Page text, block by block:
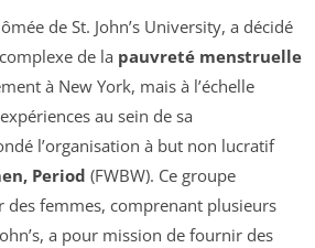
de St. John’s University, a décidé
de la pauvreté menstruelle
à New York, mais à l’échelle
au sein de sa
l’organisation à but non lucratif
Period (FWBW). Ce groupe
femmes, comprenant plusieurs
a pour mission de fournir des